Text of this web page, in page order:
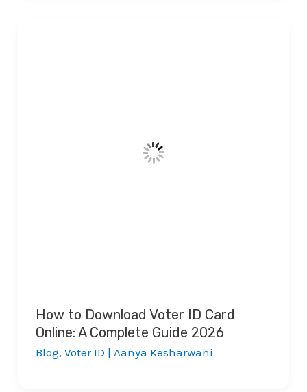
How to Download Voter ID Card
Online: A Complete Guide 2026
Blog, Voter ID | Aanya Kesharwani